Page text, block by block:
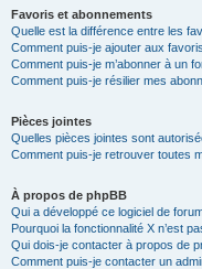
Favoris et abonnements
Quelle est la différence entre les
Comment puis-je ajouter aux
Comment puis-je m’abonner à un
Comment puis-je résilier mes
Pièces jointes
Quelles pièces jointes sont
Comment puis-je retrouver toutes
À propos de phpBB
Qui a développé ce logiciel de
Pourquoi la fonctionnalité X n’est
Qui dois-je contacter à propos de
Comment puis-je contacter un